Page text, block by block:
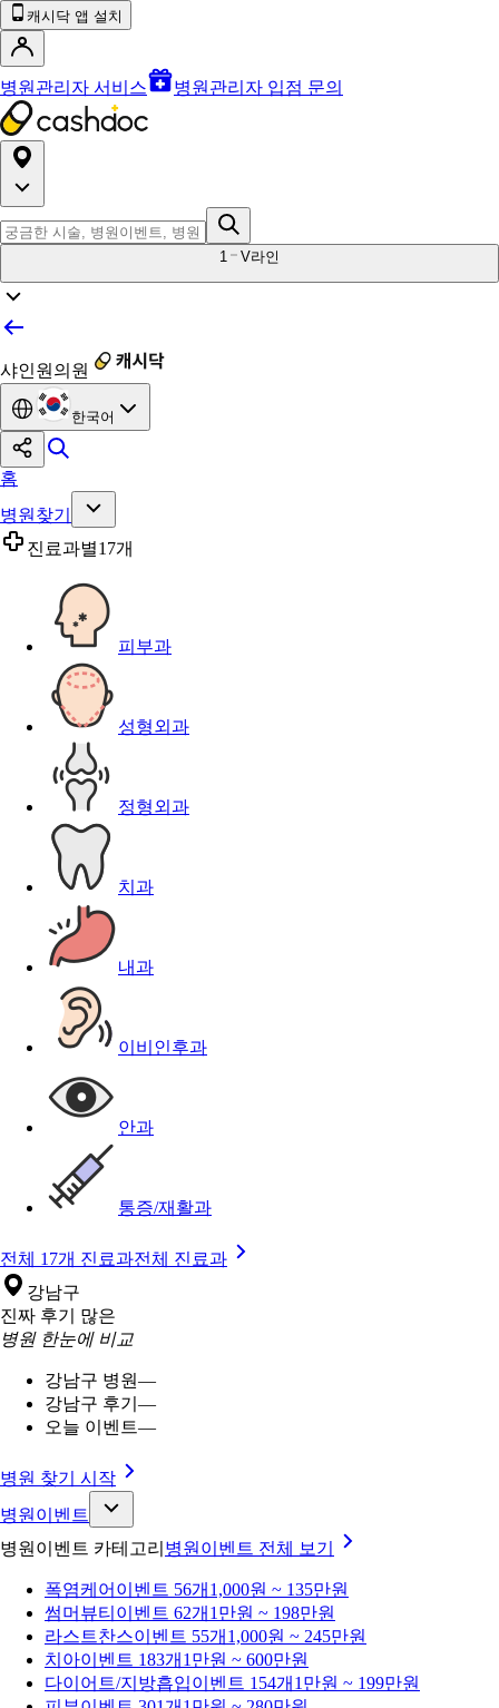
캐시닥 앱 설치
병원관리자 서비스 병원관리자 입점 문의
1 V라인
샤인원의원
한국어
홈
병원찾기
진료과별17개
피부과
성형외과
정형외과
치과
내과
이비인후과
안과
통증/재활과
전체 17개 진료과전체 진료과
강남구
진짜 후기 많은
병원 한눈에 비교
강남구 병원—
강남구 후기 —
오늘 이벤트—
병원 찾기 시작
병원이벤트
병원이벤트 카테고리 병원이벤트 전체 보기
폭염케어 이벤트 56개 1,000원 ~ 135만원
썸머뷰티 이벤트 62개 1만원 ~ 198만원
라스트찬스이벤트 55개 1,000원 ~ 245만원
치아이벤트 183개 1만원 ~ 600만원
다이어트/지방흡입이벤트 154개 1만원 ~ 199만원